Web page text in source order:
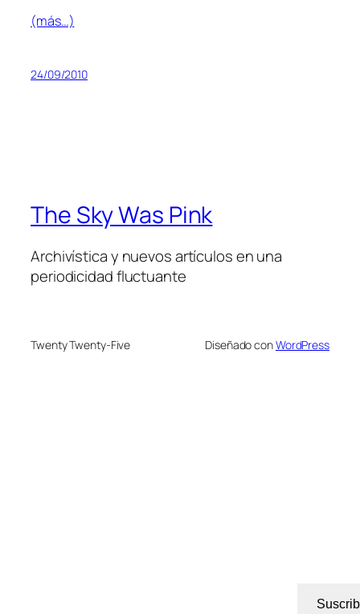
(más…)
24/09/2010
The Sky Was Pink
Archivística y nuevos artículos en una
periodicidad fluctuante
Twenty Twenty-Five Diseñado conWordPress